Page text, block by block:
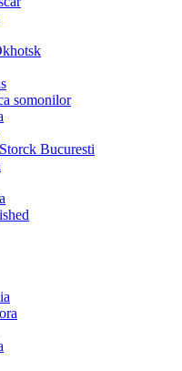
somonilor
Bucuresti